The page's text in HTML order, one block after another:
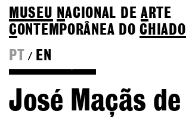
MUSEU NACIONAL DEA RTE
CONTEMPORÂNEA DOCHIADO
PT
/ EN
José Maçãs de